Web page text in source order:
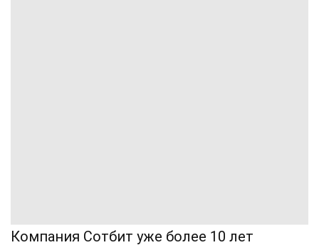
Компания Сотбит уже более 10 лет